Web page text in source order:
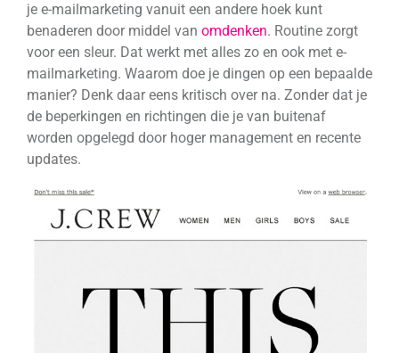
je e-mailmarketing vanuit een andere hoek kunt
benaderen door middel van omdenken. Routine zorgt
voor een sleur. Dat werkt met alles zo en ook met e-
mailmarketing. Waarom doe je dingen op een bepaalde
manier? Denk daar eens kritisch over na. Zonder dat je
de beperkingen en richtingen die je van buitenaf
worden opgelegd door hoger management en recente
updates.